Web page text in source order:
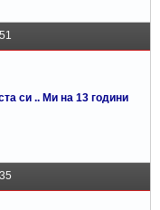
си .. Ми на 13 години